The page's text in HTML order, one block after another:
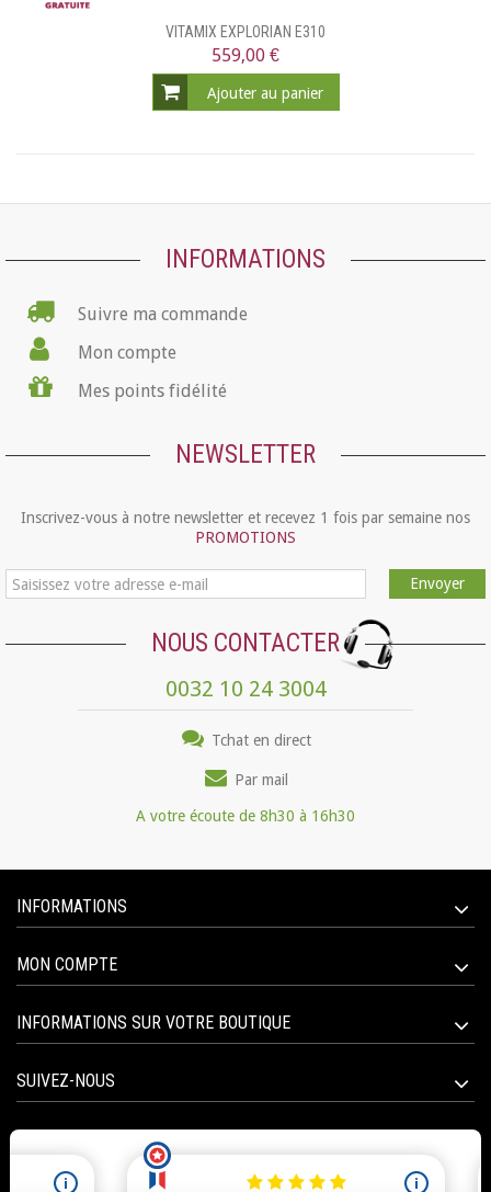
VITAMIX EXPLORIAN E310
559,00 €
Ajouter au panier
INFORMATIONS
Suivre ma commande
Mon compte
Mes points fidélité
NEWSLETTER
Inscrivez-vous à notre newsletter et recevez 1 fois par semaine nos
PROMOTIONS
Envoyer
NOUS CONTACTER
0032 10 24 3004
Tchat en direct
Par mail
A votre écoute de 8h30 à 16h30
INFORMATIONS
MON COMPTE
INFORMATIONS SUR VOTRE BOUTIQUE
SUIVEZ-NOUS